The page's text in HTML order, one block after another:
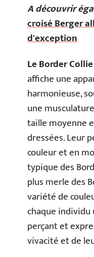
A découvrir
croisé Berger
d'exception
Le Border
affiche une
harmonieuse,
une
taille moyenne
dressées. Leur
couleur et en
typique des
plus merle des
variété de
chaque individu
perçant et
vivacité et de